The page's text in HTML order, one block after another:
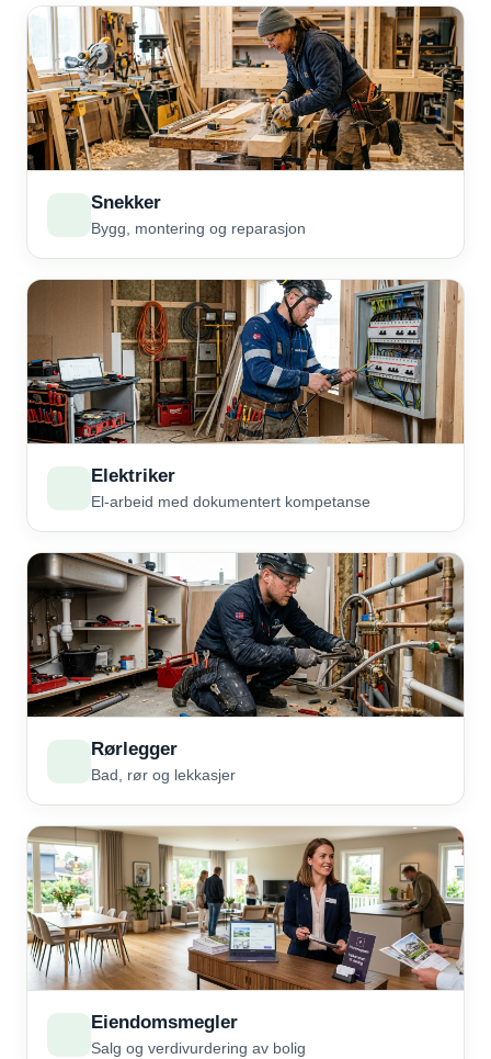
Snekker
Bygg, montering og reparasjon
Elektriker
El-arbeid med dokumentert kompetanse
Rørlegger
Bad, rør og lekkasjer
Eiendomsmegler
Salg og verdivurdering av bolig